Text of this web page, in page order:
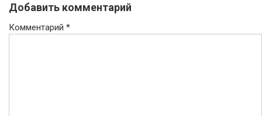
Добавить комментарий
Комментарий *